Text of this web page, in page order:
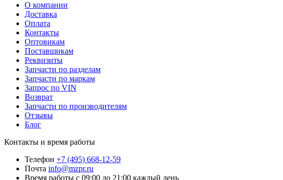
О компании
Доставка
Оплата
Контакты
Оптовикам
Поставщикам
Реквизиты
Запчасти по разделам
Запчасти по маркам
Запрос по VIN
Возврат
Запчасти по производителям
Отзывы
Блог
Контакты и время работы
Телефон +7 (495) 668-12-59
Почта info@mzpr.ru
Время работы с 09:00 до 21:00 каждый день